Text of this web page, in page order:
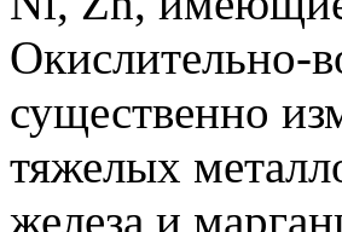
Окислительно-
существенно
тяжелых
железа и